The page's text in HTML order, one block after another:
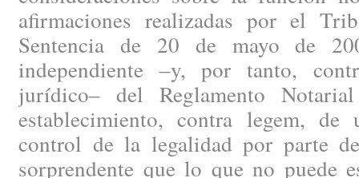
afirmaciones realizadas por el
Sentencia de 20 de mayo de
independiente –y, por tanto,
jurídico– del Reglamento
establecimiento, contra legem,
control de la legalidad por parte
sorprendente que lo que no puede